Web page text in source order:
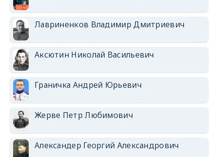
Лавриненков Владимир Дмитриевич
Аксютин Николай Васильевич
Граничка Андрей Юрьевич
Жерве Петр Любимович
Александер Георгий Александрович